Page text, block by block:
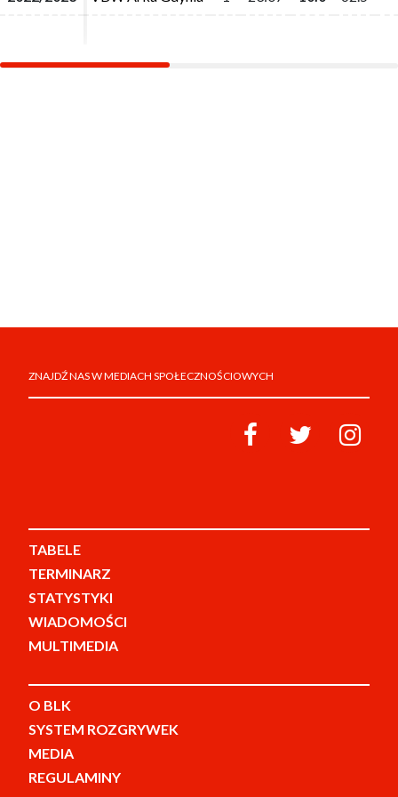
ZNAJDŹ NAS W MEDIACH SPOŁECZNOŚCIOWYCH
TABELE
TERMINARZ
STATYSTYKI
WIADOMOŚCI
MULTIMEDIA
O BLK
SYSTEM ROZGRYWEK
MEDIA
REGULAMINY